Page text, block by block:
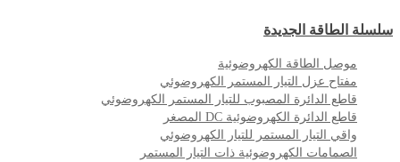
سلسلة الطاقة الجديدة
موصل الطاقة الكهروضوئية
مفتاح عزل التيار المستمر الكهروضوئي
قاطع الدائرة المصبوب للتيار المستمر الكهروضوئي
قاطع الدائرة الكهروضوئية DC المصغر
واقي التيار المستمر للتيار الكهروضوئي
الصمامات الكهروضوئية ذات التيار المستمر